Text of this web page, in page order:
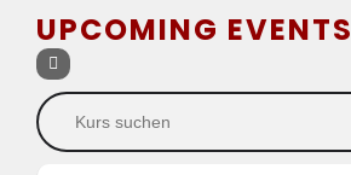
UPCOMING EVENTS
Kurs suchen